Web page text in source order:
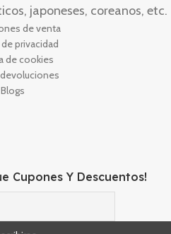
japoneses, coreanos, etc.
de venta
privacidad
de cookies
Blogs
Cupones Y Descuentos!